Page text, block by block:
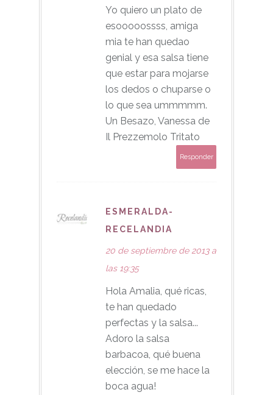
Yo quiero un plato de
esooooossss, amiga
mia te han quedao
genial y esa salsa tiene
que estar para mojarse
los dedos o chuparse o
lo que sea ummmmm.
Un Besazo, Vanessa de
Il Prezzemolo Tritato
Responder
ESMERALDA-
RECELANDIA
20 de septiembre de 2013 a
las 19:35
Hola Amalia, qué ricas,
te han quedado
perfectas y la salsa...
Adoro la salsa
barbacoa, qué buena
elección, se me hace la
boca agua!